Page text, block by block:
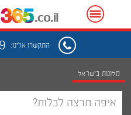
התקשרו אלינו:
מלונות בישראל
איפה תרצה לבלות?